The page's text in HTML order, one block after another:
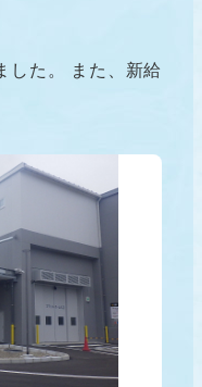
した。 また、新給